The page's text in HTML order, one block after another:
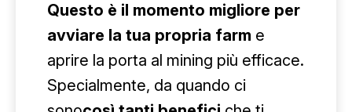
Questo è il momento migliore per
avviare la tua propria farm e
aprire la porta al mining più efficace.
Specialmente, da quando ci